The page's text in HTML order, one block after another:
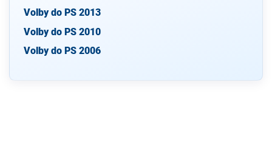
Volby do PS 2013
Volby do PS 2010
Volby do PS 2006